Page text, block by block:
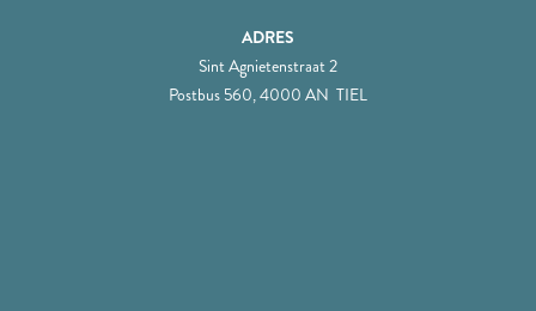
ADRES
Sint Agnietenstraat 2
Postbus 560, 4000 AN TIEL